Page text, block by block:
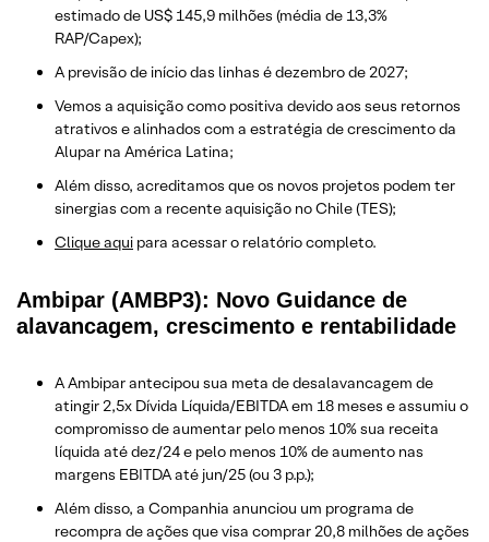
estimado de US$ 145,9 milhões (média de 13,3%
RAP/Capex);
A previsão de início das linhas é dezembro de 2027;
Vemos a aquisição como positiva devido aos seus retornos
atrativos e alinhados com a estratégia de crescimento da
Alupar na América Latina;
Além disso, acreditamos que os novos projetos podem ter
sinergias com a recente aquisição no Chile (TES);
Clique aqui para acessar o relatório completo.
Ambipar (AMBP3): Novo Guidance de
alavancagem, crescimento e rentabilidade
A Ambipar antecipou sua meta de desalavancagem de
atingir 2,5x Dívida Líquida/EBITDA em 18 meses e assumiu o
compromisso de aumentar pelo menos 10% sua receita
líquida até dez/24 e pelo menos 10% de aumento nas
margens EBITDA até jun/25 (ou 3 p.p.);
Além disso, a Companhia anunciou um programa de
recompra de ações que visa comprar 20,8 milhões de ações